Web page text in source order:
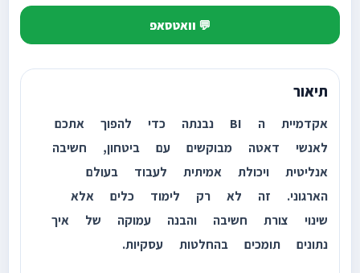
💬 וואטסאפ
תיאור
אקדמיית ה BI נבנתה כדי להפוך אתכם
לאנשי דאטה מבוקשים עם ביטחון, חשיבה
אנליטית ויכולת אמיתית לעבוד בעולם
הארגוני. זה לא רק לימוד כלים אלא
שינוי צורת חשיבה והבנה עמוקה של איך
נתונים תומכים בהחלטות עסקיות.